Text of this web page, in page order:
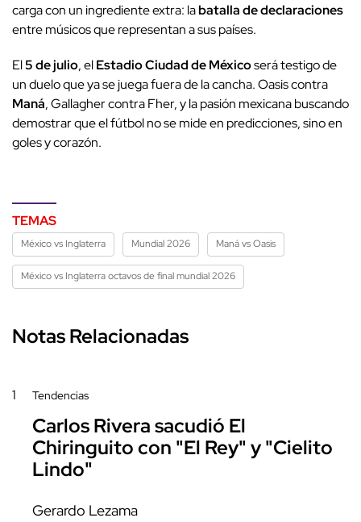
carga con un ingrediente extra: labatalla de declaraciones
entre músicos que representan a sus países.
El5 de julio, elEstadio Ciudad de Méxicoserá testigo de
un duelo que ya se juega fuera de la cancha. Oasis contra
Maná, Gallagher contra Fher, y la pasión mexicana buscando
demostrar que el fútbol no se mide en predicciones, sino en
goles y corazón.
TEMAS
México vs Inglaterra Mundial 2026 Maná vs Oasis
México vs Inglaterra octavos de final mundial 2026
Notas Relacionadas
1 Tendencias
Carlos Rivera sacudió El
Chiringuito con "El Rey" y "Cielito
Lindo"
Gerardo Lezama